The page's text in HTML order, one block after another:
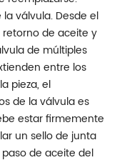
válvula. Desde el
de aceite y
de múltiples
entre los
pieza, el
de la válvula es
estar firmemente
un sello de junta
de aceite del